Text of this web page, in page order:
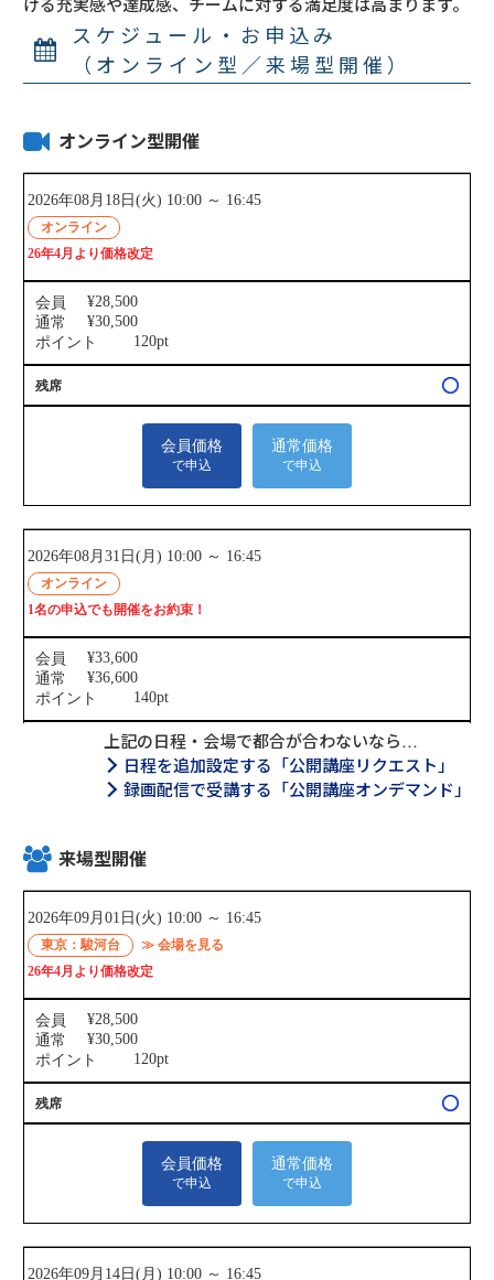
スケジュール・お申込み
（オンライン型／来場型開催）
オンライン型開催
上記の日程・会場で都合が合わないなら…
日程を追加設定する「公開講座リクエスト」
録画配信で受講する「公開講座オンデマンド」
来場型開催